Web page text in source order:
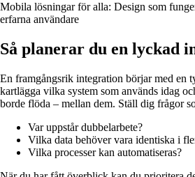
Mobila lösningar för alla: Design som
erfarna användare
Så planerar du en lyckad
En framgångsrik integration börjar med en
kartlägga vilka system som används idag
borde flöda – mellan dem. Ställ dig frågor
Var uppstår dubbelarbete?
Vilka data behöver vara identiska i
Vilka processer kan automatiseras?